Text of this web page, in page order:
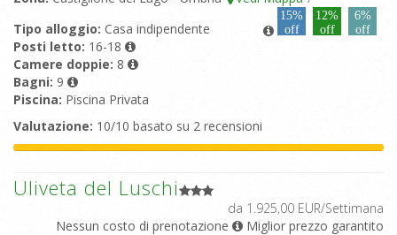
15%
off
12%
off
6%
off
Tipo alloggio: Casa indipendente
Posti letto: 16-18
Camere doppie: 8
Bagni: 9
Piscina: Piscina Privata
Valutazione: 10/10 basato su 2 recensioni
Uliveta del Luschi
da 1.925,00 EUR/Settimana
Nessun costo di prenotazione
Miglior prezzo garantito